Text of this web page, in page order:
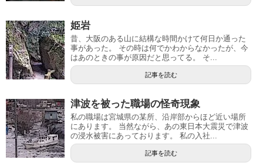
姫岩
昔、大阪のある山に結構な時間かけて何日か通った
事があった。 その時は何でかわからなかったが、今
はあのときの事が原因だと思ってる。 そ...
記事を読む
津波を被った職場の怪奇現象
私の職場は宮城県の某所、沿岸部からほど近い場所
にあります。 当然ながら、あの東日本大震災で津波
の浸水被害にあっております。 私の入社...
記事を読む